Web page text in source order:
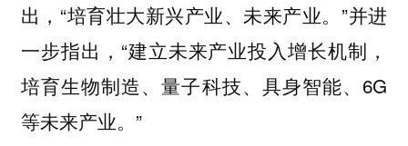
出，“培育壮大新兴产业、未来产业。”并进
一步指出，“建立未来产业投入增长机制，
培育生物制造、量子科技、具身智能、6G
等未来产业。”